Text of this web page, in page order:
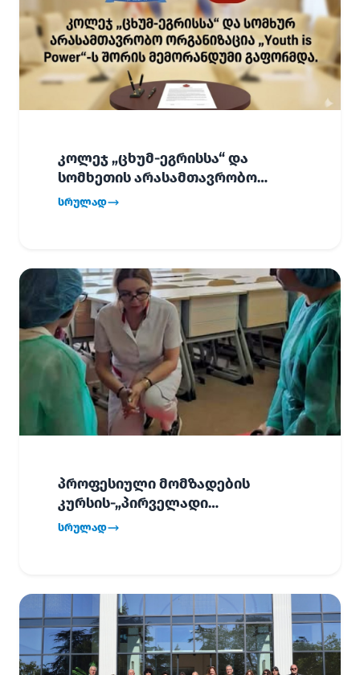
კოლეჯ „ცხუმ-ეგრისსა“ და
სომხეთის არასამთავრობო
ორგანიზაცია „Youth is Power“-ს
სრულად
პროფესიული მომზადების
კურსის-„პირველადი
გადაუდებელი დახმარება“,
სრულად